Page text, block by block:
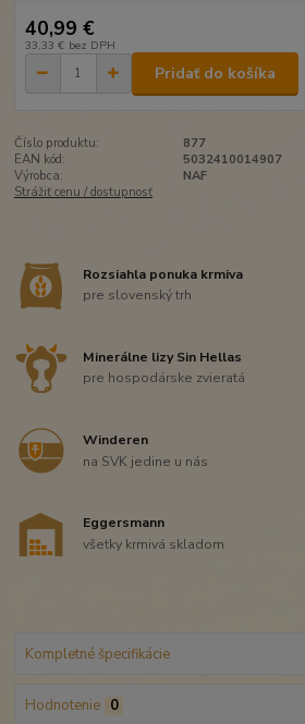
40,99 €
33,33 € bez DPH
Pridať do košíka
Číslo produktu:
877
EAN kód:
5032410014907
Výrobca:
NAF
Strážiť cenu / dostupnosť
Rozsiahla ponuka krmiva
pre slovenský trh
Minerálne lizy Sin Hellas
pre hospodárske zvieratá
Winderen
na SVK jedine u nás
Eggersmann
všetky krmivá skladom
Kompletné špecifikácie
Hodnotenie 0